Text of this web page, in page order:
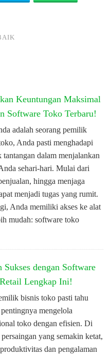
Keuntungan Maksimal
Software Toko Terbaru!
adalah seorang pemilik
Anda pasti menghadapi
tantangan dalam menjalankan
sehari-hari. Mulai dari
hingga menjaga
menjadi tugas yang rumit.
Anda memiliki akses ke alat
mudah: software toko
Sukses dengan Software
Lengkap Ini!
bisnis toko pasti tahu
mengelola
toko dengan efisien. Di
yang semakin ketat,
dan pengalaman